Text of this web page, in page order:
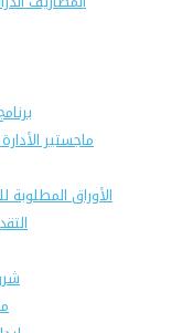
ماجستير
(الأوراق